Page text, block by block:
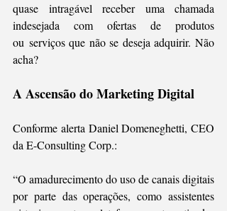
quase intragável receber uma chamada
indesejada com ofertas de produtos
ou serviços que não se deseja adquirir. Não
acha?
A Ascensão do Marketing Digital
Conforme alerta Daniel Domeneghetti, CEO
da E-Consulting Corp.:
“O amadurecimento do uso de canais digitais
por parte das operações, como assistentes